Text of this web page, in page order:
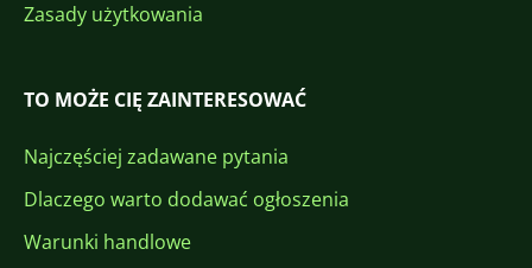
Zasady użytkowania
TO MOŻE CIĘ ZAINTERESOWAĆ
Najczęściej zadawane pytania
Dlaczego warto dodawać ogłoszenia
Warunki handlowe